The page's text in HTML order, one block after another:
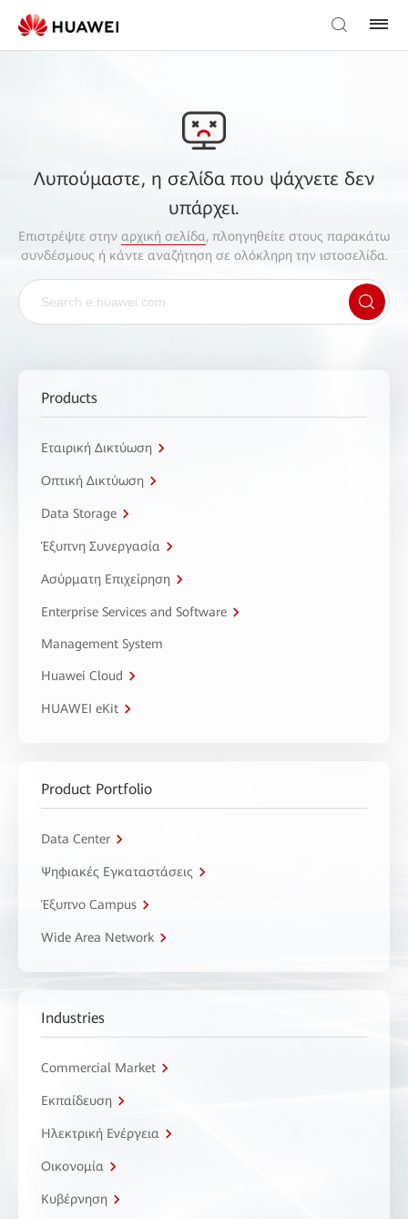
Λυπούμαστε, η σελίδα που ψάχνετε δεν
υπάρχει.
Επιστρέψτε στην αρχική σελίδα, πλοηγηθείτε στους παρακάτω
συνδέσμους ή κάντε αναζήτηση σε ολόκληρη την ιστοσελίδα.
Products
Εταιρική Δικτύωση
Οπτική Δικτύωση
Data Storage
Έξυπνη Συνεργασία
Ασύρματη Επιχείρηση
Enterprise Services and Software
Management System
Huawei Cloud
HUAWEI eKit
Product Portfolio
Data Center
Ψηφιακές Εγκαταστάσεις
Έξυπνο Campus
Wide Area Network
Industries
Commercial Market
Εκπαίδευση
Ηλεκτρική Ενέργεια
Οικονομία
Κυβέρνηση